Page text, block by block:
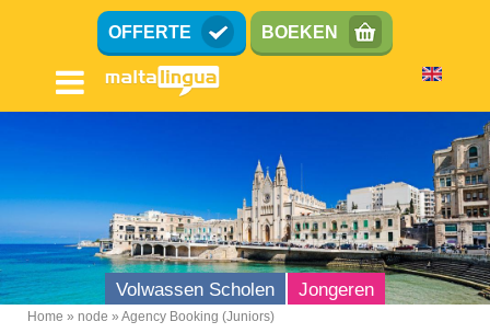
OFFERTE BOEKEN
Volwassen Scholen Jongeren
Home node Agency Booking (Juniors)